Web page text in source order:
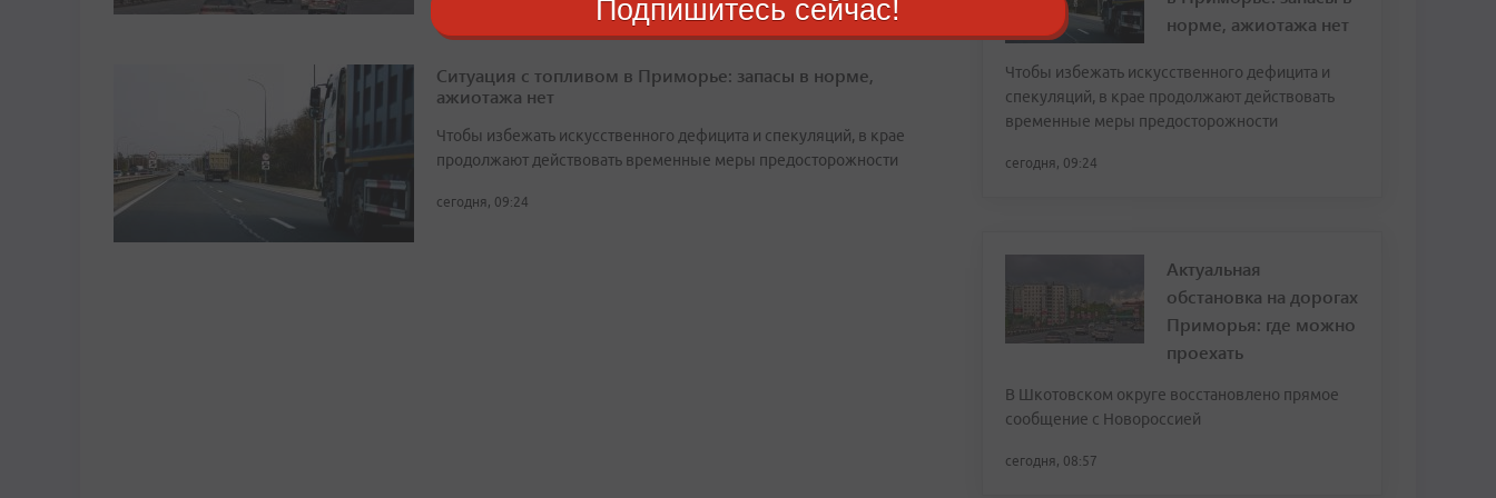
Ситуация с топливом в Приморье: запасы в норме,
ажиотажа нет
Чтобы избежать искусственного дефицита и спекуляций, в крае
продолжают действовать временные меры предосторожности
сегодня, 09:24
норме, ажиотажа нет
Чтобы избежать искусственного дефицита и
спекуляций, в крае продолжают действовать
временные меры предосторожности
сегодня, 09:24
Актуальная
обстановка на дорогах
Приморья: где можно
проехать
В Шкотовском округе восстановлено прямое
сообщение с Новороссией
сегодня, 08:57
Подпишитесь сейчас!